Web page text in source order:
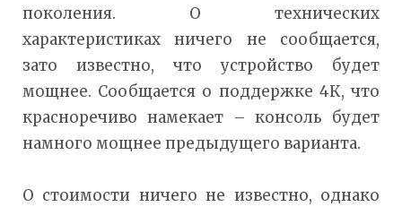
поколения. О технических
характеристиках ничего не сообщается,
зато известно, что устройство будет
мощнее. Сообщается о поддержке 4К, что
красноречиво намекает – консоль будет
намного мощнее предыдущего варианта.
О стоимости ничего не известно, однако